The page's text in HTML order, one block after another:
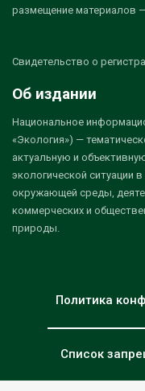
размещение материалов
Свидетельство о
Об издании
Национальное
«Экология») —
актуальную и
экологической ситуации
окружающей среды,
коммерческих и
природы.
Политика
Список